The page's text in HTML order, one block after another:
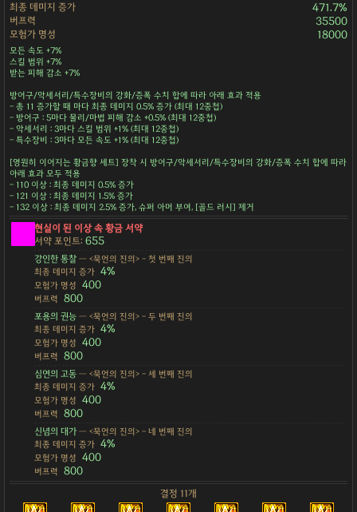
최종 데미지 증가
471.7%
버프력 35500
모험가 명성 18000
모든 속도 +7%
스킬 범위 +7%
받는 피해 감소 +7%
방어구/악세서리/특수장비의 강화/증폭 수치 합에 따라 아래 효과 적용
- 총 11 증가할 때 마다 최종 데미지 0.5% 증가 (최대 12중첩)
- 방어구 : 5마다 물리/마법 피해 감소 +0.5% (최대 12중첩)
- 악세서리 : 3마다 스킬 범위 +1% (최대 12중첩)
- 특수장비 : 3마다 모든 속도 +1% (최대 12중첩)
[영원히 이어지는 황금향 세트] 장착 시 방어구/악세서리/특수장비의 강화/증폭 수치 합에 따라
아래 효과 모두 적용
- 110 이상 : 최종 데미지 0.5% 증가
- 121 이상 : 최종 데미지 1.5% 증가
- 132 이상 : 최종 데미지 2.5% 증가, 슈퍼 아머 부여, [골드 러시] 제거
현실이 된 이상 속 황금 서약
서약 포인트:655
강인한 통찰— <묵언의 진의> - 첫 번째 진의
최종 데미지 증가 4%
모험가 명성 400
버프력 800
포용의 권능— <묵언의 진의> - 두 번째 진의
최종 데미지 증가 4%
모험가 명성 400
버프력 800
심연의 고동— <묵언의 진의> - 세 번째 진의
최종 데미지 증가 4%
모험가 명성 400
버프력 800
신념의 대가— <묵언의 진의> - 네 번째 진의
최종 데미지 증가 4%
모험가 명성 400
버프력 800
결정 11개